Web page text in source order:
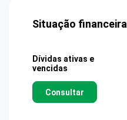
Situação financeira
Dívidas ativas e
vencidas
Consultar